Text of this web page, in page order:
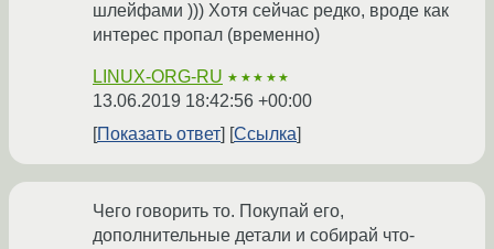
шлейфами ))) Хотя сейчас редко, вроде как
интерес пропал (временно)
LINUX-ORG-RU ★★★★★
13.06.2019 18:42:56 +00:00
Показать ответ
Ссылка
Чего говорить то. Покупай его,
дополнительные детали и собирай что-